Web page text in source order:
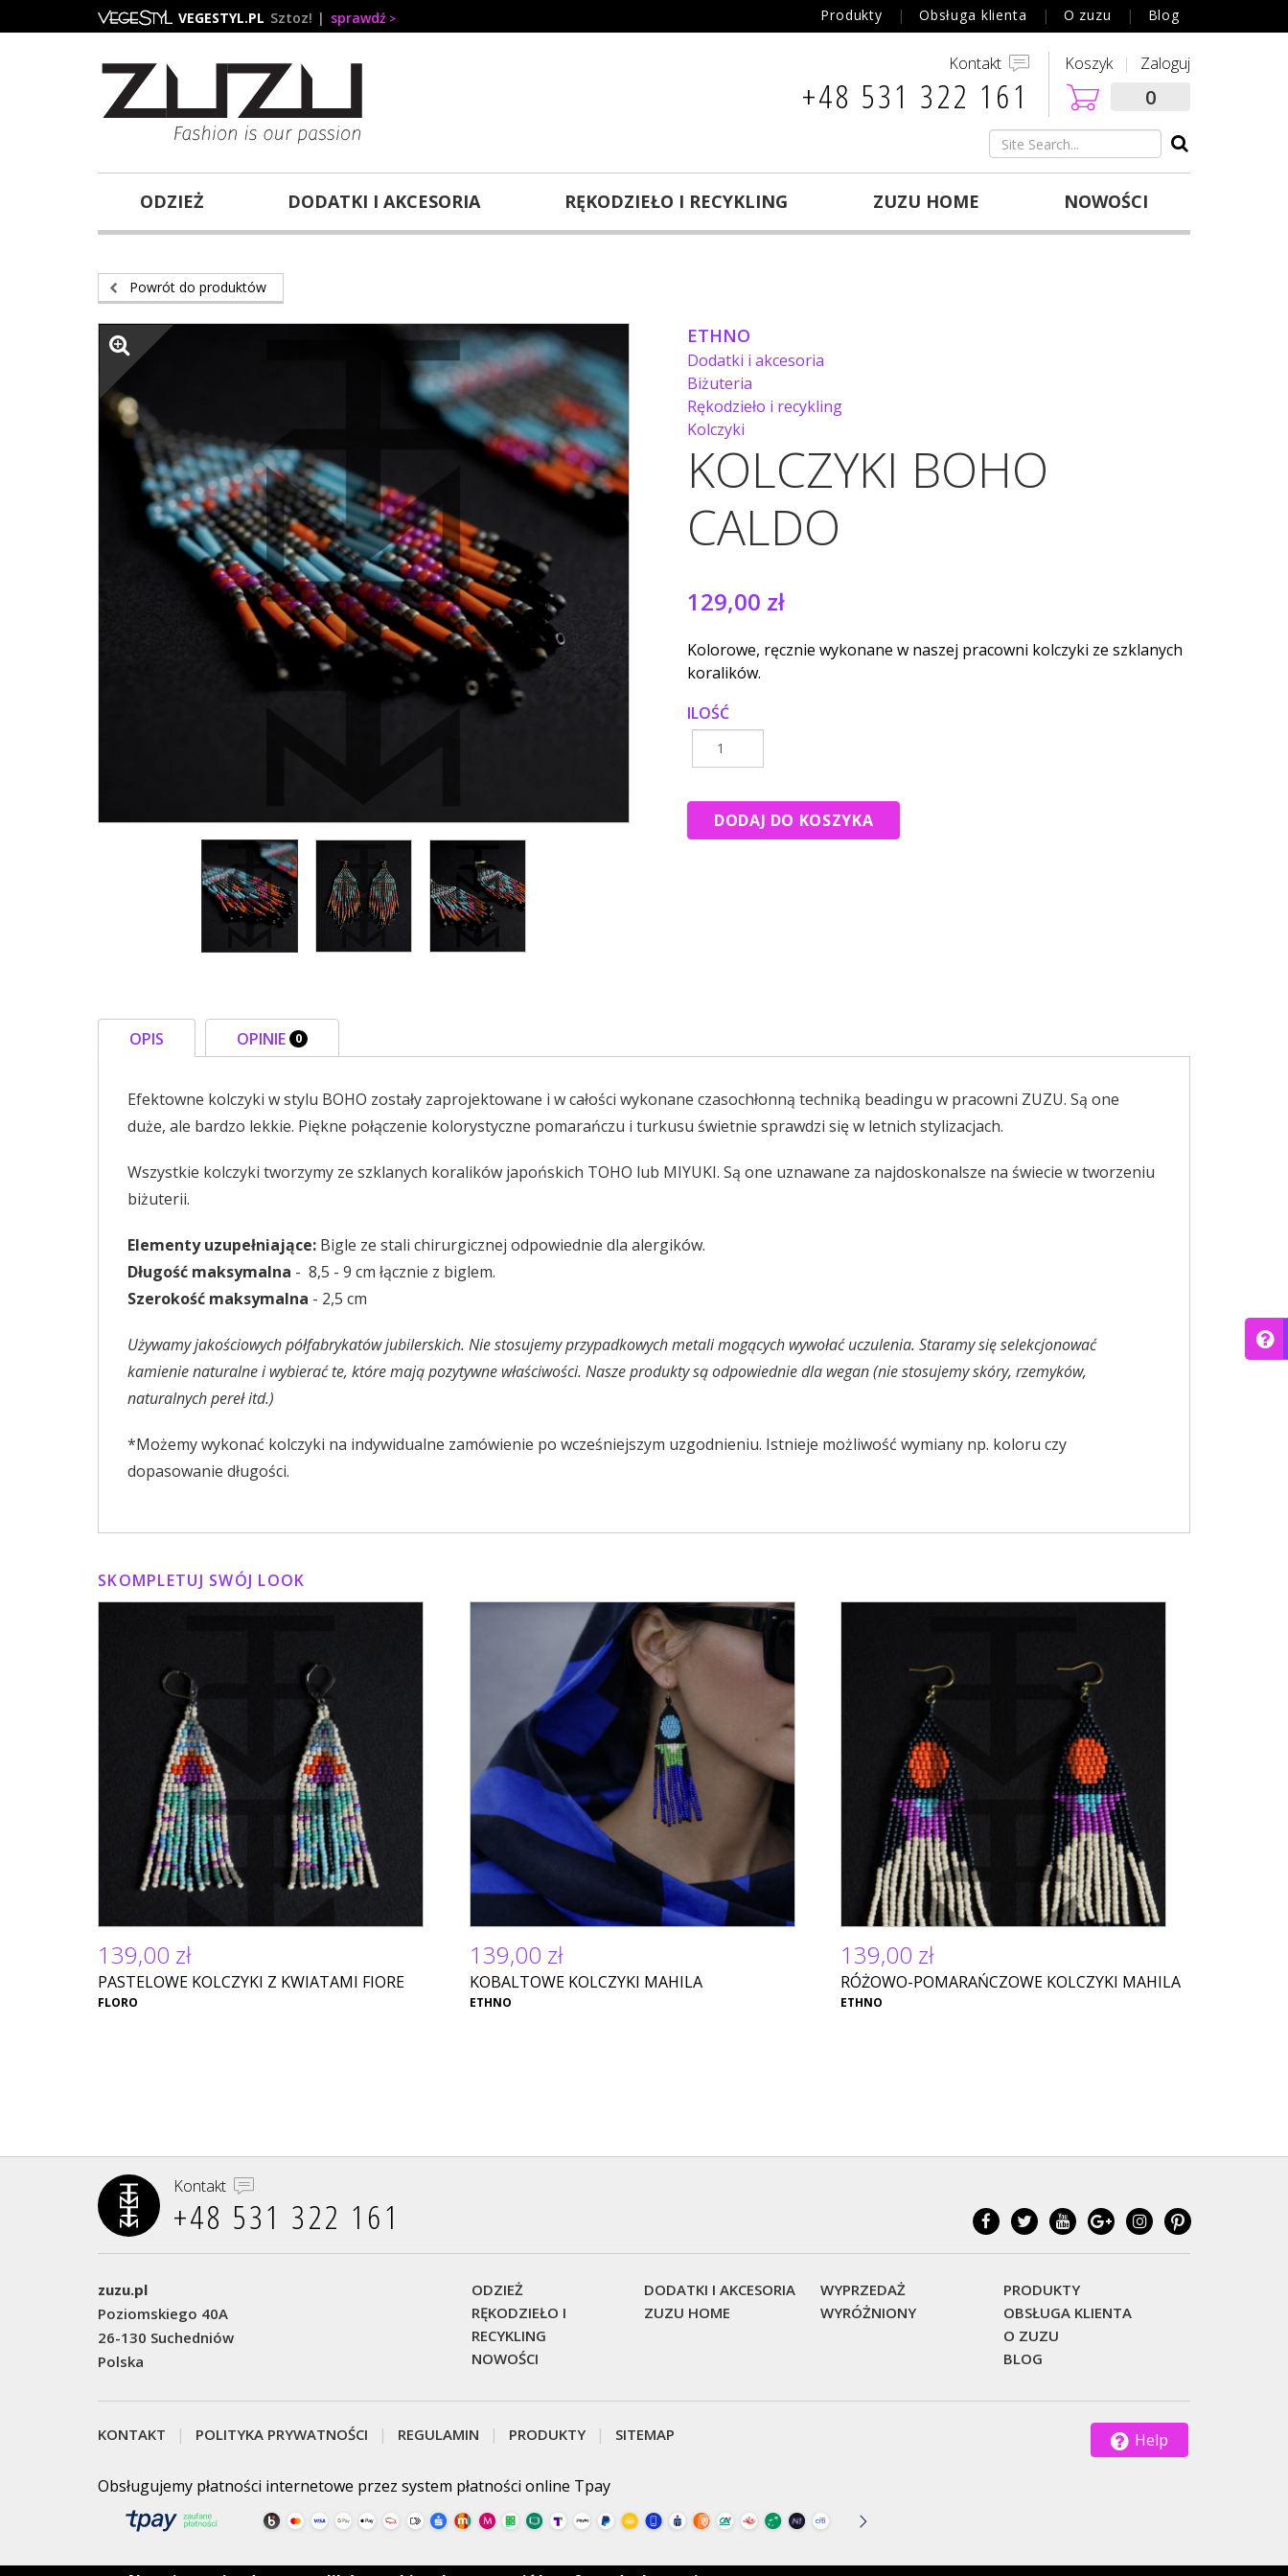
do
VEGESTYL.PL Sztoz! sprawdź Produkty Obsługa klienta O zuzu Blog
Kontakt
+48 531 322 161‬
Koszyk Zaloguj
0
ODZIEŻ DODATKI I AKCESORIA RĘKODZIEŁO I RECYKLING ZUZU HOME NOWOŚCI
Powrót do produktów
ETHNO
Dodatki i akcesoria
Biżuteria
Rękodzieło i recykling
Kolczyki
KOLCZYKI BOHO
CALDO
129,00 zł
Kolorowe, ręcznie wykonane w naszej pracowni kolczyki ze szklanych
koralików.
ILOŚĆ
OPIS OPINIE 0
Efektowne kolczyki w stylu BOHO zostały zaprojektowane i w całości wykonane czasochłonną techniką beadingu w pracowni ZUZU. Są one
duże, ale bardzo lekkie. Piękne połączenie kolorystyczne pomarańczu i turkusu świetnie sprawdzi się w letnich stylizacjach.
Wszystkie kolczyki tworzymy ze szklanych koralików japońskich TOHO lub MIYUKI. Są one uznawane za najdoskonalsze na świecie w tworzeniu
biżuterii.
Elementy uzupełniające: Bigle ze stali chirurgicznej odpowiednie dla alergików.
Długość maksymalna - 8,5 - 9 cm łącznie z biglem.
Szerokość maksymalna - 2,5 cm
Używamy jakościowych półfabrykatów jubilerskich. Nie stosujemy przypadkowych metali mogących wywołać uczulenia. Staramy się selekcjonować
kamienie naturalne i wybierać te, które mają pozytywne właściwości. Nasze produkty są odpowiednie dla wegan (nie stosujemy skóry, rzemyków,
naturalnych pereł itd.)
*Możemy wykonać kolczyki na indywidualne zamówienie po wcześniejszym uzgodnieniu. Istnieje możliwość wymiany np. koloru czy
dopasowanie długości.
SKOMPLETUJ SWÓJ LOOK
139,00 zł
PASTELOWE KOLCZYKI Z KWIATAMI FIORE
FLORO
139,00 zł
KOBALTOWE KOLCZYKI MAHILA
ETHNO
139,00 zł
RÓŻOWO-POMARAŃCZOWE KOLCZYKI MAHILA
ETHNO
Kontakt
+48 531 322 161‬
zuzu.pl
Poziomskiego 40A
26-130 Suchedniów
Polska
ODZIEŻ
DODATKI I AKCESORIA
RĘKODZIEŁO I
RECYKLING
ZUZU HOME
NOWOŚCI
WYPRZEDAŻ
WYRÓŻNIONY
PRODUKTY
OBSŁUGA KLIENTA
O ZUZU
BLOG
Help
KONTAKT POLITYKA PRYWATNOŚCI REGULAMIN PRODUKTY SITEMAP
Obsługujemy płatności internetowe przez system płatności online Tpay